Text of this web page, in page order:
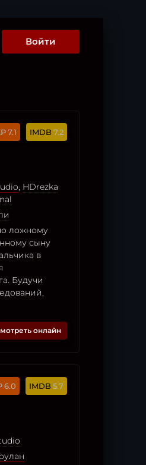
Войти
7.1 7.2
, HDrezka
ложному
сыну
в
Будучи
онлайн
6.0 5.7